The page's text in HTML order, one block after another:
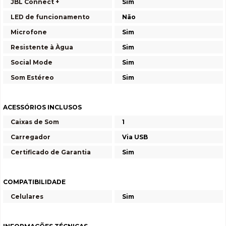
JBL Connect +
Sim
LED de funcionamento
Não
Microfone
Sim
Resistente à Àgua
Sim
Social Mode
Sim
Som Estéreo
Sim
ACESSÓRIOS INCLUSOS
Caixas de Som
1
Carregador
Via USB
Certificado de Garantia
Sim
COMPATIBILIDADE
Celulares
Sim